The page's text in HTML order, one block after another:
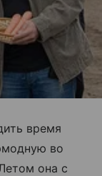
время
во
она с